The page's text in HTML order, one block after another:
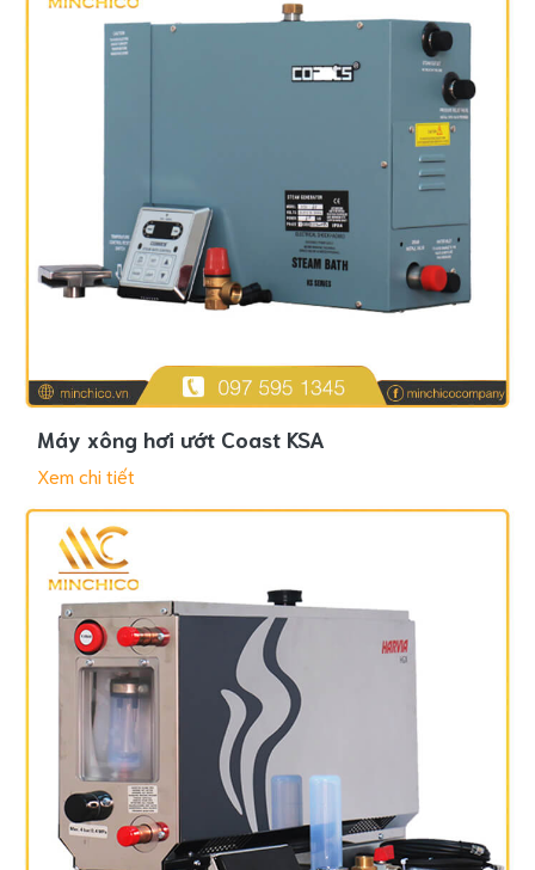
Máy xông hơi ướt Coast KSA
Xem chi tiết